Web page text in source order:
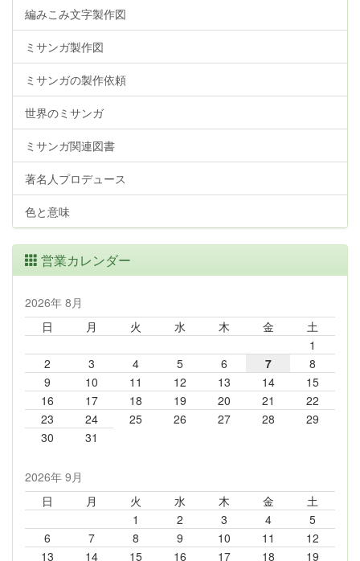
編みこみ文字製作図
ミサンガ製作図
ミサンガの製作依頼
世界のミサンガ
ミサンガ関連図書
著名人プロデュース
色と意味
営業カレンダー
2026年 8月
日
月 火 水 木 金
土
1
2
3 4 5 6 7
8
9
10 11 12 13 14
15
16
17 18 19 20 21
22
23
24 25 26 27 28
29
30
31
2026年 9月
日
月 火 水 木 金
土
1
2 3 4
5
6
7 8 9 10 11
12
13
14 15 16 17 18 19